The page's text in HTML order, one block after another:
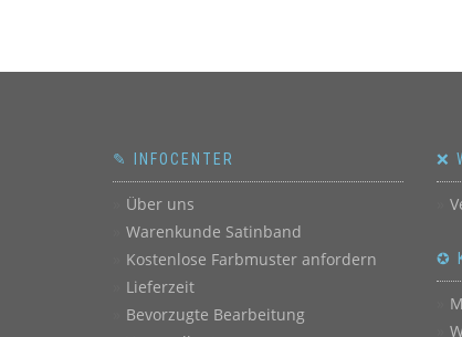
✎ INFOCENTER
Über uns
Warenkunde Satinband
Kostenlose Farbmuster anfordern
Lieferzeit
Bevorzugte Bearbeitung
❌
✪